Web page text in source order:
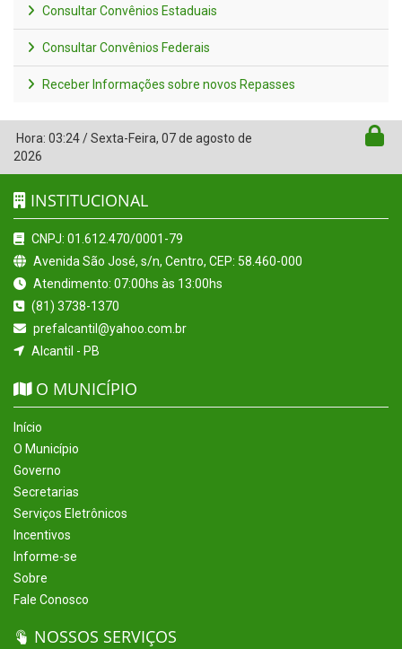
Consultar Convênios Estaduais
Consultar Convênios Federais
Receber Informações sobre novos Repasses
Hora: 03:24/Sexta-Feira, 07 de agosto de
2026
INSTITUCIONAL
CNPJ: 01.612.470/0001-79
Avenida São José, s/n, Centro, CEP: 58.460-000
Atendimento: 07:00hs às 13:00hs
(81) 3738-1370
prefalcantil@yahoo.com.br
Alcantil - PB
O MUNICÍPIO
Início
O Município
Governo
Secretarias
Serviços Eletrônicos
Incentivos
Informe-se
Sobre
Fale Conosco
NOSSOS SERVIÇOS